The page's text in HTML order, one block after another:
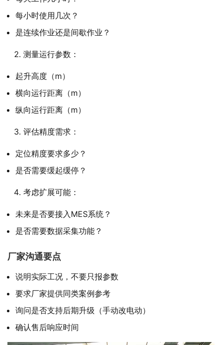
每小时使用几次？
是连续作业还是间歇作业？
测量运行参数：
起升高度（m）
横向运行距离（m）
纵向运行距离（m）
评估精度需求：
定位精度要求多少？
是否需要缓起缓停？
考虑扩展可能：
未来是否要接入MES系统？
是否需要数据采集功能？
厂家沟通要点
说明实际工况，不要只报参数
要求厂家提供同类案例参考
询问是否支持后期升级（手动改电动）
确认售后响应时间